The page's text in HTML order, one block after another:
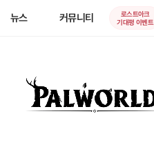
뉴스 커뮤니티
로스트아크
기대평 이벤트